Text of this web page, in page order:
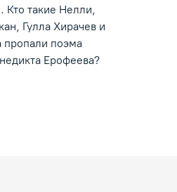
Кто такие Нелли,
Гулла Хирачев и
поэма
Ерофеева?